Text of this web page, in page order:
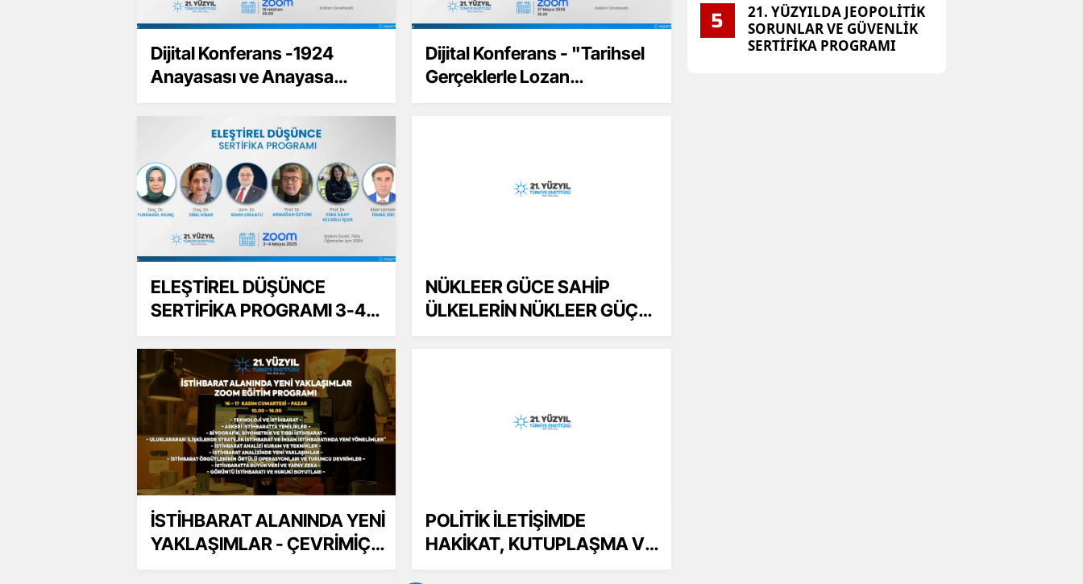
Dijital Konferans -1924
Anayasası ve Anayasa
Dijital Konferans - "Tarihsel
Gerçeklerle Lozan
ELEŞTİREL DÜŞÜNCE
SERTİFİKA PROGRAMI 3-4
NÜKLEER GÜCE SAHİP
ÜLKELERİN NÜKLEER GÜÇ
İSTİHBARAT ALANINDA YENİ
YAKLAŞIMLAR - ÇEVRİMİÇİ
POLİTİK İLETİŞİMDE
HAKİKAT, KUTUPLAŞMA VE
5
21. YÜZYILDA JEOPOLİTİK
SORUNLAR VE GÜVENLİK
SERTİFİKA PROGRAMI